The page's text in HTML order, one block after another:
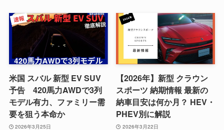
米国 スバル 新型 EV SUV
予告 420馬力AWDで3列
モデル有力、ファミリー需
要を狙う本命か
2026年3月25日
【2026年】新型 クラウン
スポーツ 納期情報 最新の
納車目安は何か月？ HEV・
PHEV別に解説
2026年3月22日